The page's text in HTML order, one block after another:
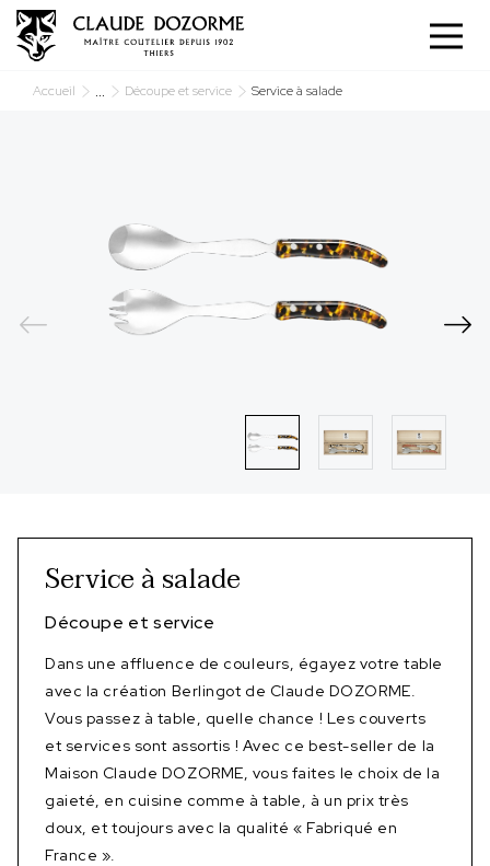
Accueil ... Découpe et service Service à salade
Service à salade
Découpe et service
Dans une affluence de couleurs, égayez votre table
avec la création Berlingot de Claude DOZORME.
Vous passez à table, quelle chance ! Les couverts
et services sont assortis ! Avec ce best-seller de la
Maison Claude DOZORME, vous faites le choix de la
gaieté, en cuisine comme à table, à un prix très
doux, et toujours avec la qualité « Fabriqué en
France ».
Panneau de gestion des cookies